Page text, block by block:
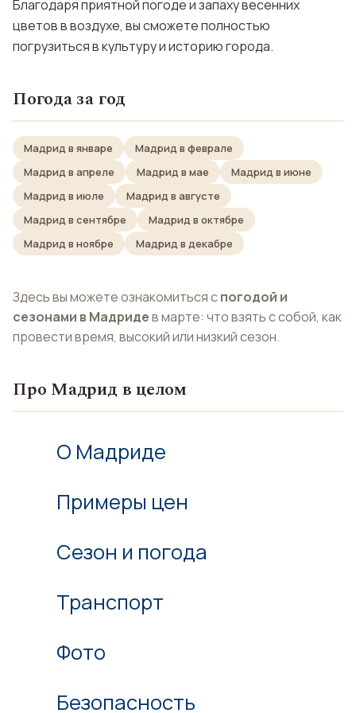
Благодаря приятной погоде и запаху весенних
цветов в воздухе, вы сможете полностью
погрузиться в культуру и историю города.
Погода за год
Мадрид в январе
Мадрид в феврале
Мадрид в апреле
Мадрид в мае
Мадрид в июне
Мадрид в июле
Мадрид в августе
Мадрид в сентябре
Мадрид в октябре
Мадрид в ноябре
Мадрид в декабре
Здесь вы можете ознакомиться спогодой и
сезонами в Мадридев марте: что взять с собой, как
провести время, высокий или низкий сезон.
Про Мадрид в целом
О Мадриде
Примеры цен
Сезон и погода
Транспорт
Фото
Безопасность